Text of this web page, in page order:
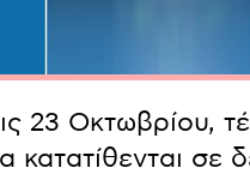
23 Οκτωβρίου,
κατατίθενται σε